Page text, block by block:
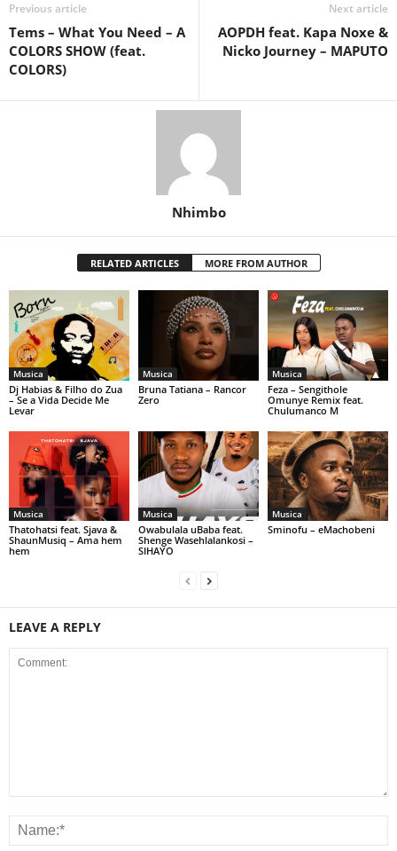
Previous article
Tems – What You Need – A
COLORS SHOW (feat.
COLORS)
Next article
AOPDH feat. Kapa Noxe &
Nicko Journey – MAPUTO
Nhimbo
RELATED ARTICLES MORE FROM AUTHOR
Musica
Dj Habias & Filho do Zua
– Se a Vida Decide Me
Levar
Musica
Bruna Tatiana – Rancor
Zero
Musica
Feza – Sengithole
Omunye Remix feat.
Chulumanco M
Musica
Thatohatsi feat. Sjava &
ShaunMusiq – Ama hem
hem
Musica
Owabulala uBaba feat.
Shenge Wasehlalankosi –
SIHAYO
Musica
Sminofu – eMachobeni
LEAVE A REPLY